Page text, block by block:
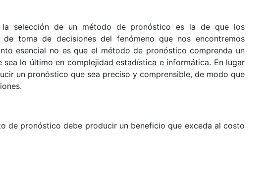
la selección de un método de pronóstico es la de que los
toma de decisiones del fenómeno que nos encontremos
esencial no es que el método de pronóstico comprenda un
lo último en complejidad estadística e informática. En lugar
un pronóstico que sea preciso y comprensible, de modo que
de pronóstico debe producir un beneficio que exceda al costo